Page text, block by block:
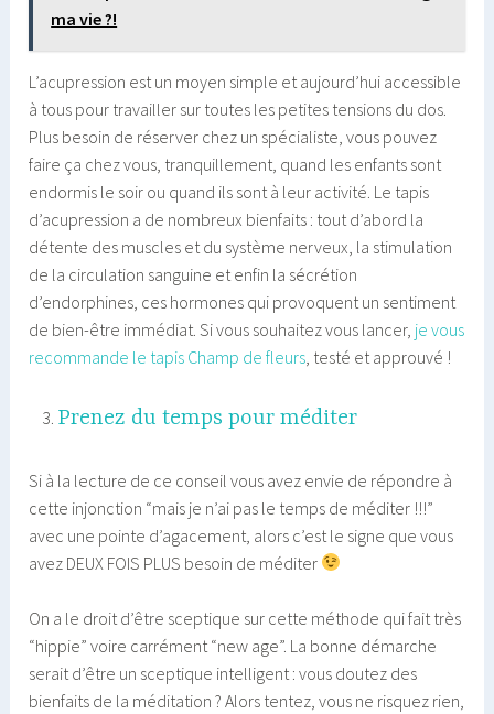
ma vie ?!
L’acupression est un moyen simple et aujourd’hui accessible
à tous pour travailler sur toutes les petites tensions du dos.
Plus besoin de réserver chez un spécialiste, vous pouvez
faire ça chez vous, tranquillement, quand les enfants sont
endormis le soir ou quand ils sont à leur activité. Le tapis
d’acupression a de nombreux bienfaits : tout d’abord la
détente des muscles et du système nerveux, la stimulation
de la circulation sanguine et enfin la sécrétion
d’endorphines, ces hormones qui provoquent un sentiment
de bien-être immédiat. Si vous souhaitez vous lancer, je vous
recommande le tapis Champ de fleurs , testé et approuvé !
Prenez du temps pour méditer
Si à la lecture de ce conseil vous avez envie de répondre à
cette injonction “mais je n’ai pas le temps de méditer !!!”
avec une pointe d’agacement, alors c’est le signe que vous
avez DEUX FOIS PLUS besoin de méditer
On a le droit d’être sceptique sur cette méthode qui fait très
“hippie” voire carrément “new age”. La bonne démarche
serait d’être un sceptique intelligent : vous doutez des
bienfaits de la méditation ? Alors tentez, vous ne risquez rien,